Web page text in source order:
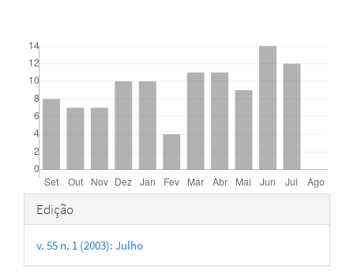
Detalhes
do
artigo
Edição
v. 55 n. 1 (2003): Julho